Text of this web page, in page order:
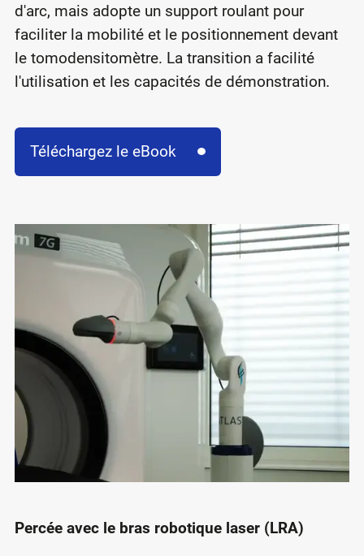
d'arc, mais adopte un support roulant pour
faciliter la mobilité et le positionnement devant
le tomodensitomètre. La transition a facilité
l'utilisation et les capacités de démonstration.
Téléchargez le eBook
Percée avec le bras robotique laser (LRA)